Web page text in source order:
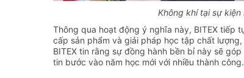
Không khí tại sự kiện
Thông qua hoạt động ý nghĩa này, BITEX tiếp
cấp sản phẩm và giải pháp học tập chất
BITEX tin rằng sự đồng hành bền bỉ này sẽ
tin bước vào năm học mới với nhiều thành công.